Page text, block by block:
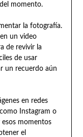
momento.
la fotografía.
un video
de revivir la
de usar
un recuerdo aún
en redes
Instagram o
momentos
el